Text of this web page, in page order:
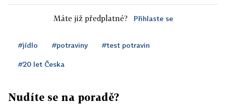
Máte již předplatné? Přihlaste se
#jídlo #potraviny #test potravin
#20 let Česka
Nudíte se na poradě?